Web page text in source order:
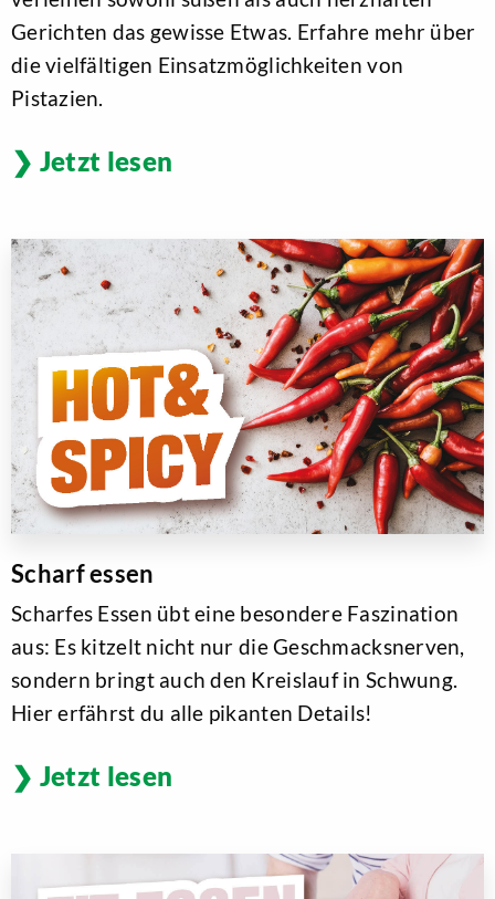
Gerichten das gewisse Etwas. Erfahre mehr über
die vielfältigen Einsatzmöglichkeiten von
Pistazien.
Jetzt lesen
Scharf essen
Scharfes Essen übt eine besondere Faszination
aus: Es kitzelt nicht nur die Geschmacksnerven,
sondern bringt auch den Kreislauf in Schwung.
Hier erfährst du alle pikanten Details!
Jetzt lesen